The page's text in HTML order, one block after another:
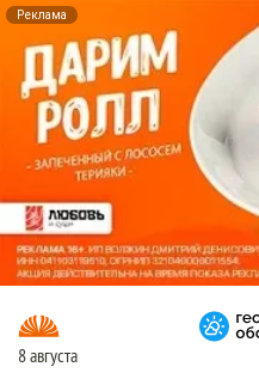
Реклама
8 августа